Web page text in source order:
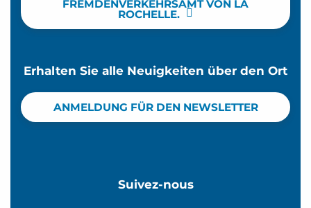
FREMDENVERKEHRSAMT VON LA
ROCHELLE.
Erhalten Sie alle Neuigkeiten über den Ort
ANMELDUNG FÜR DEN NEWSLETTER
Suivez-nous